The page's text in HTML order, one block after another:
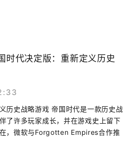
时代决定版：重新定义历史
历史战略游戏 帝国时代是一款历史战
了许多玩家成长，并在游戏史上留下
，微软与Forgotten Empires合作推